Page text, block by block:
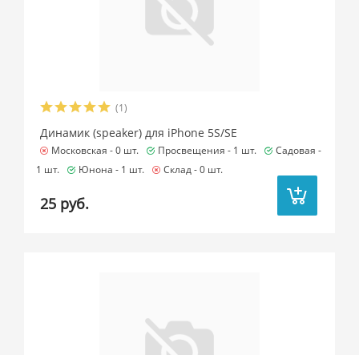
(1)
Динамик (speaker) для iPhone 5S/SE
Московская -0 шт. Просвещения - 1 шт.
Садовая -
1 шт.
Юнона - 1 шт. Склад -0 шт.
25 руб.